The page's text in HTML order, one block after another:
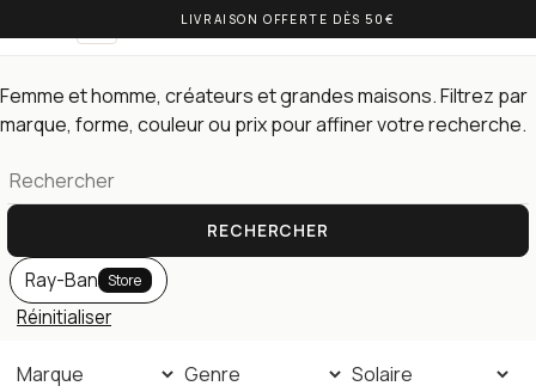
LIVRAISON OFFERTE DÈS 50€
OLIVIA BALM
Lunettes de soleil — toute la collection
Femme et homme, créateurs et grandes maisons. Filtrez par
marque, forme, couleur ou prix pour affiner votre recherche.
RECHERCHER
Ray-Ban Store
Réinitialiser